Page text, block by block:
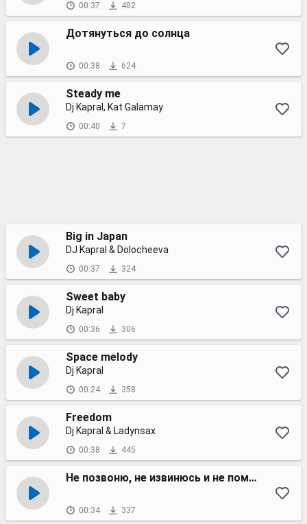
00:37 482
Дотянуться до солнца
00:38 624
Steady me
Dj Kapral, Kat Galamay
00:40 7
Big in Japan
DJ Kapral & Dolocheeva
00:37 324
Sweet baby
Dj Kapral
00:36 306
Space melody
Dj Kapral
00:24 358
Freedom
Dj Kapral & Ladynsax
00:38 445
Не позвоню, не извинюсь и не помилую
00:34 337